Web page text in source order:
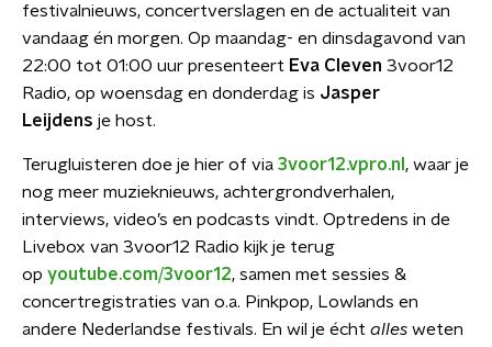
festivalnieuws, concertverslagen en de actualiteit van
vandaag én morgen. Op maandag- en dinsdagavond van
22:00 tot 01:00 uur presenteert Eva Cleven 3voor12
Radio, op woensdag en donderdag is Jasper
Leijdens je host.
Terugluisteren doe je hier of via 3voor12.vpro.nl , waar je
nog meer muzieknieuws, achtergrondverhalen,
interviews, video’s en podcasts vindt. Optredens in de
Livebox van 3voor12 Radio kijk je terug
op youtube.com/3voor12, samen met sessies &
concertregistraties van o.a. Pinkpop, Lowlands en
andere Nederlandse festivals. En wil je écht alles weten